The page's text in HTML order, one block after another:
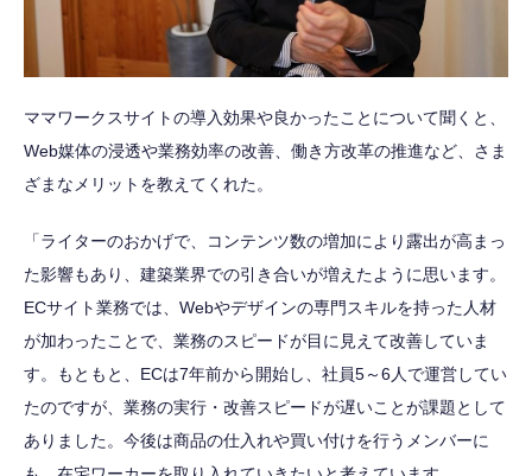
ママワークスサイトの導入効果や良かったことについて聞くと、
Web媒体の浸透や業務効率の改善、働き方改革の推進など、さま
ざまなメリットを教えてくれた。
「ライターのおかげで、コンテンツ数の増加により露出が高まっ
た影響もあり、建築業界での引き合いが増えたように思います。
ECサイト業務では、Webやデザインの専門スキルを持った人材
が加わったことで、業務のスピードが目に見えて改善していま
す。もともと、ECは7年前から開始し、社員5～6人で運営してい
たのですが、業務の実行・改善スピードが遅いことが課題として
ありました。今後は商品の仕入れや買い付けを行うメンバーに